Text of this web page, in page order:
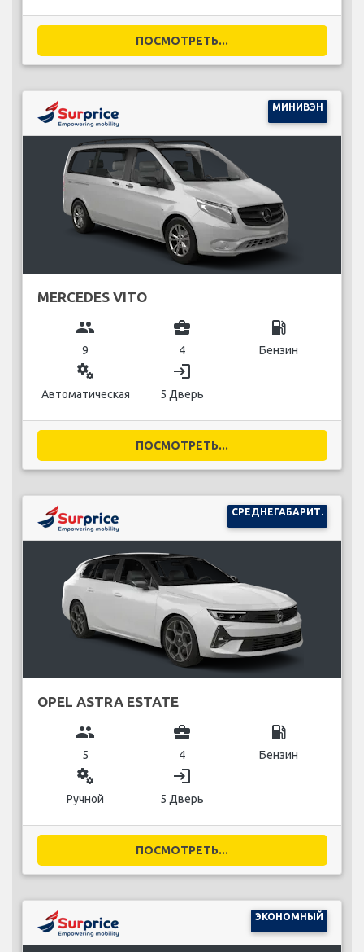
ПОСМОТРЕТЬ...
МИНИВЭН
MERCEDES VITO
group
9
business_center
4
local_gas_station
Бензин
miscellaneous_services
Автоматическая
login
5 Дверь
ПОСМОТРЕТЬ...
СРЕДНЕГАБАРИТ.
OPEL ASTRA ESTATE
group
5
business_center
4
local_gas_station
Бензин
miscellaneous_services
Ручной
login
5 Дверь
ПОСМОТРЕТЬ...
ЭКОНОМНЫЙ